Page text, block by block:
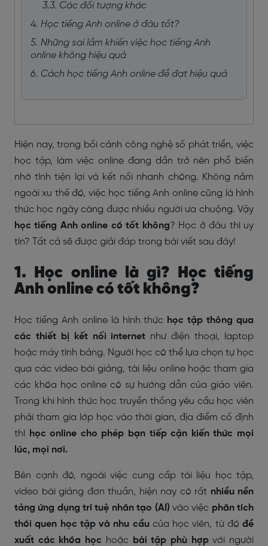
3.3. Các đối tượng khác
4. Học tiếng Anh online ở đâu tốt?
5. Những sai lầm khiến việc học tiếng Anh
online không hiệu quả
6. Cách học tiếng Anh online để đạt hiệu quả
Hiện nay, trong bối cảnh công nghệ số phát triển, việc
học tập, làm việc online đang dần trở nên phổ biến
nhờ tính tiện lợi và kết nối nhanh chóng. Không nằm
ngoài xu thế đó, việc học tiếng Anh online cũng là hình
thức học ngày càng được nhiều người ưa chuộng. Vậy
học tiếng Anh online có tốt không? Học ở đâu thì uy
tín? Tất cả sẽ được giải đáp trong bài viết sau đây!
1. Học online là gì? Học tiếng
Anh online có tốt không?
Học tiếng Anh onlinelà hình thức học tập thông qua
các thiết bị kết nối internet như điện thoại, laptop
hoặc máy tính bảng. Người học có thể lựa chọn tự học
qua các video bài giảng, tài liệu online hoặc tham gia
các khóa học online có sự hướng dẫn của giáo viên.
Trong khi hình thức học truyền thống yêu cầu học viên
phải tham gia lớp học vào thời gian, địa điểm cố định
thì học online cho phép bạn tiếp cận kiến thức mọi
lúc, mọi nơi.
Bên cạnh đó, ngoài việc cung cấp tài liệu học tập,
video bài giảng đơn thuần, hiện nay có rất nhiều nền
tảng ứng dụng trí tuệ nhân tạo (AI) vào việc phân tích
thói quen học tập và nhu cầucủa học viên, từ đó đề
xuất các khóa học hoặc bài tập phù hợpvới người